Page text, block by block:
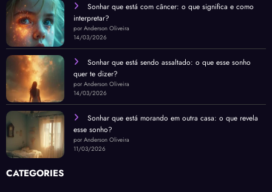
Sonhar que está com câncer: o que significa e como
interpretar?
por Anderson Oliveira
14/03/2026
Sonhar que está sendo assaltado: o que esse sonho
quer te dizer?
por Anderson Oliveira
14/03/2026
Sonhar que está morando em outra casa: o que revela
esse sonho?
por Anderson Oliveira
11/03/2026
CATEGORIES